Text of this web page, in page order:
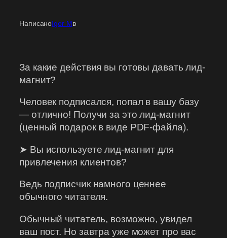
НаписаноIgor Mв
За какие действия вы готовы давать лид-
магнит?
Человек подписался, попал в вашу базу
— отлично! Получи за это лид-магнит
(ценный подарок в виде PDF-файла).
➤ Вы используете лид-магнит для
привлечения клиентов?
Ведь подписчик намного ценнее
обычного читателя.
Обычный читатель, возможно, увидел
ваш пост. Но завтра уже может про вас